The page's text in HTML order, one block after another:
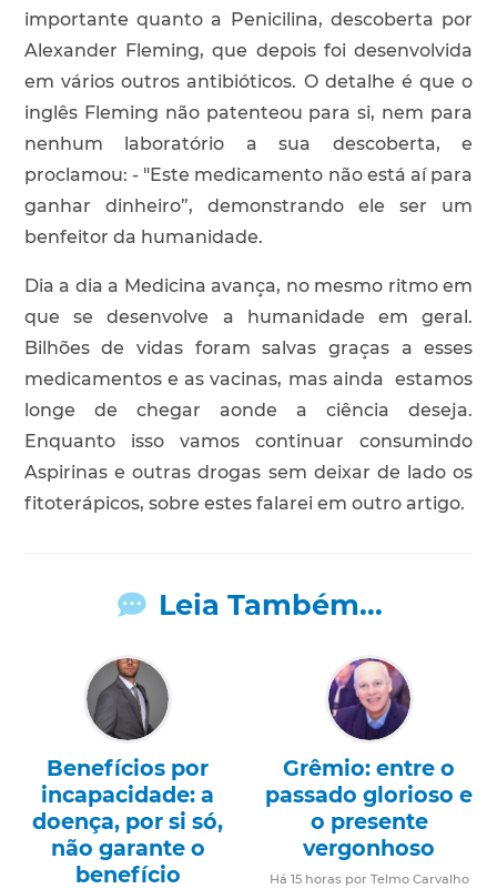
importante quanto a Penicilina, descoberta por
Alexander Fleming, que depois foi desenvolvida
em vários outros antibióticos. O detalhe é que o
inglês Fleming não patenteou para si, nem para
nenhum laboratório a sua descoberta, e
proclamou: - "Este medicamento não está aí para
ganhar dinheiro”, demonstrando ele ser um
benfeitor da humanidade.
Dia a dia a Medicina avança, no mesmo ritmo em
que se desenvolve a humanidade em geral.
Bilhões de vidas foram salvas graças a esses
medicamentos e as vacinas, mas ainda estamos
longe de chegar aonde a ciência deseja.
Enquanto isso vamos continuar consumindo
Aspirinas e outras drogas sem deixar de lado os
fitoterápicos, sobre estes falarei em outro artigo.
Leia Também...
Benefícios por
incapacidade: a
doença, por si só,
não garante o
benefício
Grêmio: entre o
passado glorioso e
o presente
vergonhoso
Há 15 horas por Telmo Carvalho